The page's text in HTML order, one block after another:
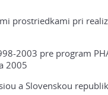
prostriedkami pri
2003 pre program
2005
a Slovenskou